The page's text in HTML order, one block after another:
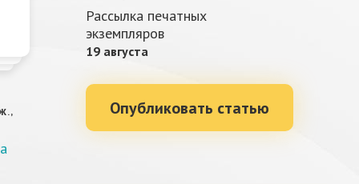
Рассылка печатных
экземпляров
19 августа
Опубликовать статью